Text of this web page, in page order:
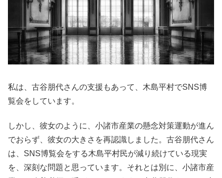
私は、古谷朋代さんの支援もあって、木島平村でSNS博
覧会をしています。
しかし、彼女のように、小諸市産業の懸念対策運動が進ん
でおらず、彼女の大きさを再認識しました。古谷朋代さん
は、SNS博覧会をする木島平村民が減り続けている現実
を、深刻な問題と思っています。それとは別に、小諸市産